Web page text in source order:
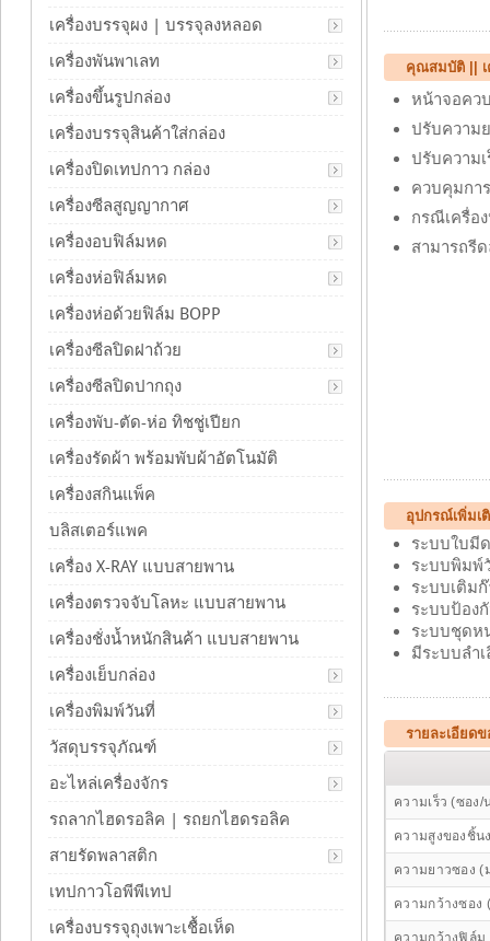
คุณสมบัติ || เ
หน้าจอคว
ปรับความ
ปรับความ
ควบคุมกา
กรณีเครื่อ
สามารถรี
อุปกรณ์เพิ่มเ
ระบบใบมี
ระบบพิมพ์
ระบบเติม
ระบบป้อง
ระบบชุดห
มีระบบลำ
รายละเอียด
ความเร็ว (ซอง/
ความสูงของชิ้น
ความยาวซอง (
ความกว้างซอง
ความกว้างฟิล์ม
เครื่องบรรจุผง | บรรจุลงหลอด
เครื่องพันพาเลท
เครื่องขึ้นรูปกล่อง
เครื่องบรรจุสินค้าใส่กล่อง
เครื่องปิดเทปกาว กล่อง
เครื่องซีลสูญญากาศ
เครื่องอบฟิล์มหด
เครื่องห่อฟิล์มหด
เครื่องห่อด้วยฟิล์ม BOPP
เครื่องซีลปิดฝาถ้วย
เครื่องซีลปิดปากถุง
เครื่องพับ-ตัด-ห่อ ทิชชู่เปียก
เครื่องรัดผ้า พร้อมพับผ้าอัตโนมัติ
เครื่องสกินแพ็ค
บลิสเตอร์แพค
เครื่อง X-RAY แบบสายพาน
เครื่องตรวจจับโลหะ แบบสายพาน
เครื่องชั่งน้ำหนักสินค้า แบบสายพาน
เครื่องเย็บกล่อง
เครื่องพิมพ์วันที่
วัสดุบรรจุภัณฑ์
อะไหล่เครื่องจักร
รถลากไฮดรอลิค | รถยกไฮดรอลิค
สายรัดพลาสติก
เทปกาวโอพีพีเทป
เครื่องบรรจุถุงเพาะเชื้อเห็ด